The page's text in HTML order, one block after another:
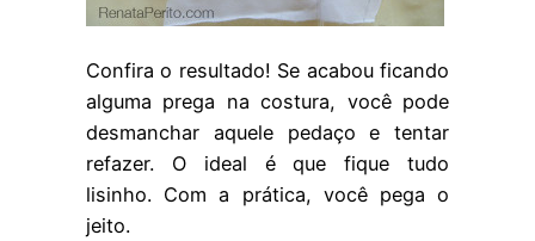
Confira o resultado! Se acabou ficando
alguma prega na costura, você pode
desmanchar aquele pedaço e tentar
refazer. O ideal é que fique tudo
lisinho. Com a prática, você pega o
jeito.